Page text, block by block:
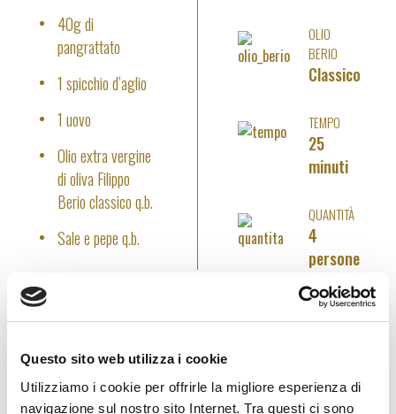
Questo sito web utilizza i cookie
Utilizziamo i cookie per offrirle la migliore esperienza di
navigazione sul nostro sito Internet. Tra questi ci sono
OLIO
BERIO
Classico
TEMPO
25
minuti
QUANTITÀ
4
persone
40g di
pangrattato
1 spicchio d’aglio
1 uovo
Olio extra vergine
di oliva Filippo
Berio classico q.b.
Sale e pepe q.b.
Scaldare l’olio insieme ad uno spicchio d’aglio, aggiungere
gli spinaci e lasciar sfrigolare a fiamma viva per 5-6 minuti,